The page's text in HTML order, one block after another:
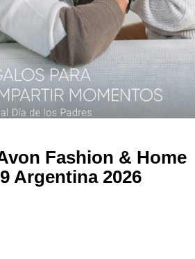
Fashion & Home
Argentina 2026